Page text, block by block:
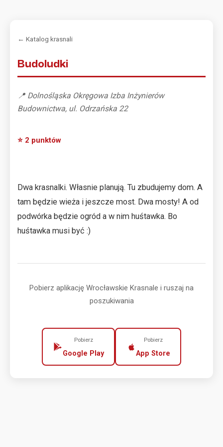
← Katalog krasnali
Budoludki
📍 Dolnośląska Okręgowa Izba Inżynierów
Budownictwa, ul. Odrzańska 22
⭐ 2 punktów
Dwa krasnalki. Własnie planują. Tu zbudujemy dom. A
tam będzie wieża i jeszcze most. Dwa mosty! A od
podwórka będzie ogród a w nim huśtawka. Bo
huśtawka musi być :)
Pobierz aplikację Wrocławskie Krasnale i ruszaj na
poszukiwania
Pobierz
Google Play
Pobierz
App Store